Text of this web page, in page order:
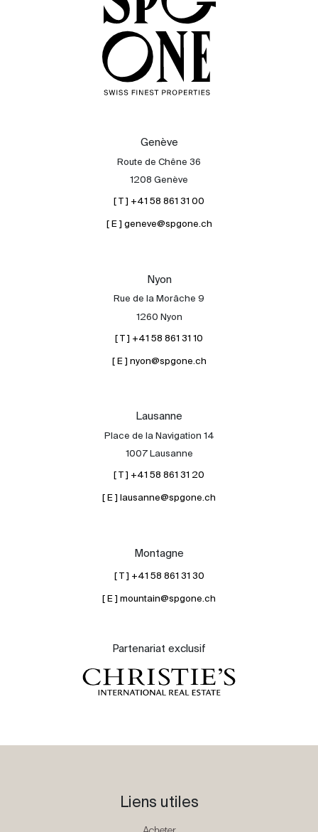
Genève
Route de Chêne 36
1208 Genève
[ T ] +41 58 861 31 00
[ E ] geneve@spgone.ch
Nyon
Rue de la Morâche 9
1260 Nyon
[ T ] +41 58 861 31 10
[ E ] nyon@spgone.ch
Lausanne
Place de la Navigation 14
1007 Lausanne
[ T ] +41 58 861 31 20
[ E ] lausanne@spgone.ch
Montagne
[ T ] +41 58 861 31 30
[ E ] mountain@spgone.ch
Partenariat exclusif
Liens utiles